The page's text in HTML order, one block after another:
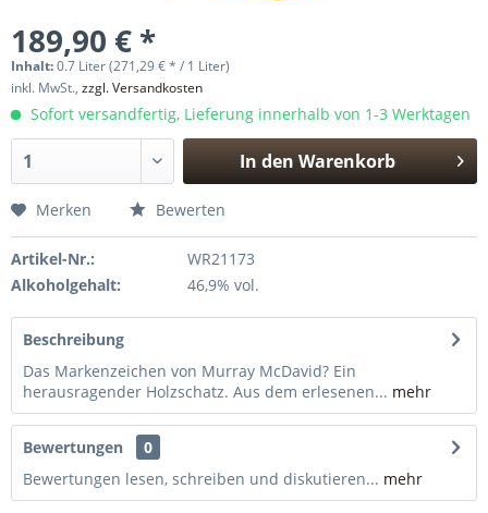
189,90 € *
Inhalt:0.7 Liter (271,29 € * / 1 Liter)
inkl. MwSt., zzgl. Versandkosten
Sofort versandfertig, Lieferung innerhalb von 1-3 Werktagen
In den Warenkorb
Merken Bewerten
Artikel-Nr.:
WR21173
Alkoholgehalt:
46,9% vol.
Beschreibung
Das Markenzeichen von Murray McDavid? Ein
herausragender Holzschatz. Aus dem erlesenen... mehr
Bewertungen
0
Bewertungen lesen, schreiben und diskutieren... mehr